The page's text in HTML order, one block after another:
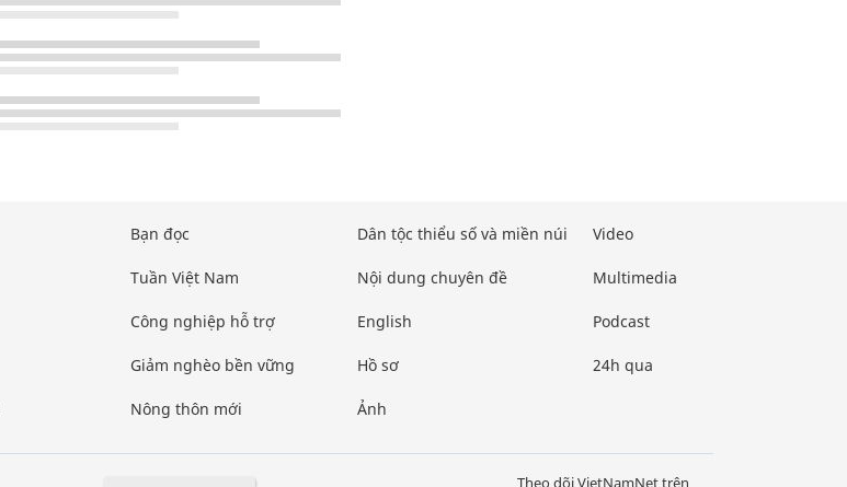
Bạn đọc
Tuần Việt Nam
Công nghiệp hỗ trợ
Giảm nghèo bền vững
Nông thôn mới
Dân tộc thiểu số và miền núi
Nội dung chuyên đề
English
Hồ sơ
Ảnh
Video
Multimedia
Podcast
24h qua
Theo dõi VietNamNet trên